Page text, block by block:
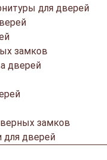
для дверей
замков
дверей
замков
для дверей